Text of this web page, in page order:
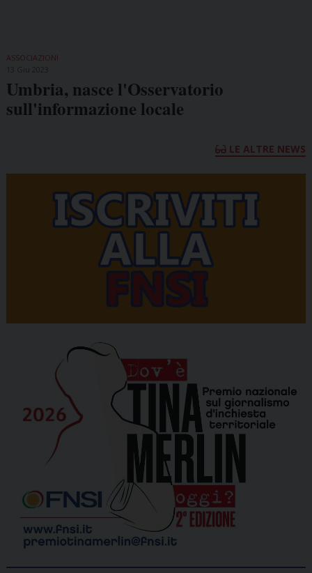
ASSOCIAZIONI
Umbria, nasce l'Osservatorio
sull'informazione locale
LE ALTRE NEWS